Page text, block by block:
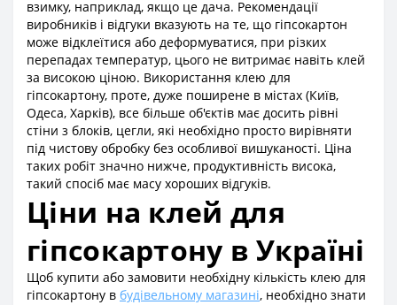
взимку, наприклад, якщо це дача. Рекомендації
виробників і відгуки вказують на те, що гіпсокартон
може відклеїтися або деформуватися, при різких
перепадах температур, цього не витримає навіть клей
за високою ціною. Використання клею для
гіпсокартону, проте, дуже поширене в містах (Київ,
Одеса, Харків), все більше об'єктів має досить рівні
стіни з блоків, цегли, які необхідно просто вирівняти
під чистову обробку без особливої ​​вишуканості. Ціна
таких робіт значно нижче, продуктивність висока,
такий спосіб має масу хороших відгуків.
Ціни на клей для
гіпсокартону в Україні
Щоб купити або замовити необхідну кількість клею для
гіпсокартону в будівельному магазині, необхідно знати